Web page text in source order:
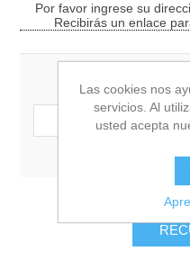
Por favor ingrese su
Recibirás un enlace
Su dirección
Las cookies nos
servicios. Al
usted acepta